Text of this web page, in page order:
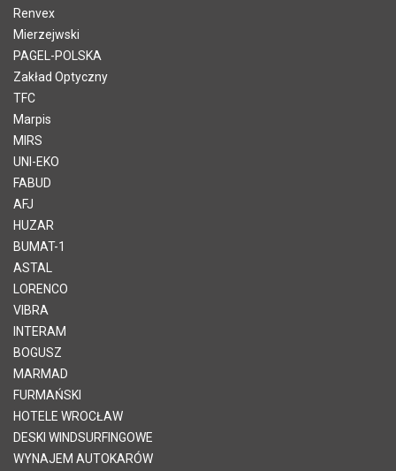
Renvex
Mierzejwski
PAGEL-POLSKA
Zakład Optyczny
TFC
Marpis
MIRS
UNI-EKO
FABUD
AFJ
HUZAR
BUMAT-1
ASTAL
LORENCO
VIBRA
INTERAM
BOGUSZ
MARMAD
FURMAŃSKI
HOTELE WROCŁAW
DESKI WINDSURFINGOWE
WYNAJEM AUTOKARÓW